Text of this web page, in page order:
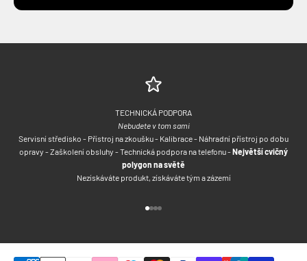
TECHNICKÁ PODPORA
Nebudete v tom sami
Servisní středisko - Přístroj na zkoušku - Kalibrace - Náhradní přístroj po dobu
opravy - Zaškolení obsluhy - Technická podpora na telefonu -Největší cvičný
polygon na světě
Nezískáváte produkt, získáváte tým a zázemí